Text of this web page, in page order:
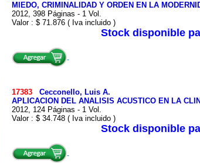
MIEDO, CRIMINALIDAD Y ORDEN EN LA
2012, 398 Páginas - 1 Vol.
Valor : $ 71.876 ( Iva incluido )
Stock disponible
17383 Cecconello, Luis A.
APLICACION DEL ANALISIS ACUSTICO EN LA
2012, 124 Páginas - 1 Vol.
Valor : $ 34.748 ( Iva incluido )
Stock disponible